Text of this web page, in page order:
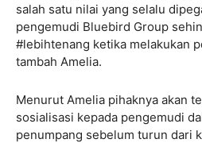
salah satu nilai yang selalu
pengemudi Bluebird Group
#lebihtenang ketika melakukan
tambah Amelia.
Menurut Amelia pihaknya akan
sosialisasi kepada pengemudi
penumpang sebelum turun dari